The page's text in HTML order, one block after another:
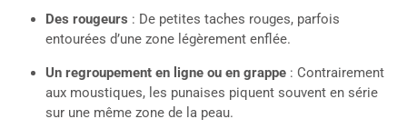
Des rougeurs : De petites taches rouges, parfois
entourées d’une zone légèrement enflée.
Un regroupement en ligne ou en grappe : Contrairement
aux moustiques, les punaises piquent souvent en série
sur une même zone de la peau.